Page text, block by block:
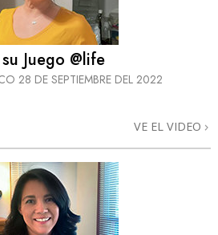
Juego @life
28 DE SEPTIEMBRE DEL 2022
VE EL VIDEO